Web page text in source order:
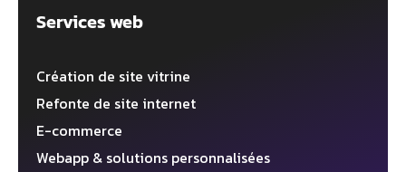
Services web
Création de site vitrine
Refonte de site internet
E-commerce
Webapp & solutions personnalisées